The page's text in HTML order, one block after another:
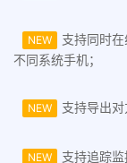
NEW
支持同时
不同系统手机；
NEW 支持导出对
NEW 支持追踪监